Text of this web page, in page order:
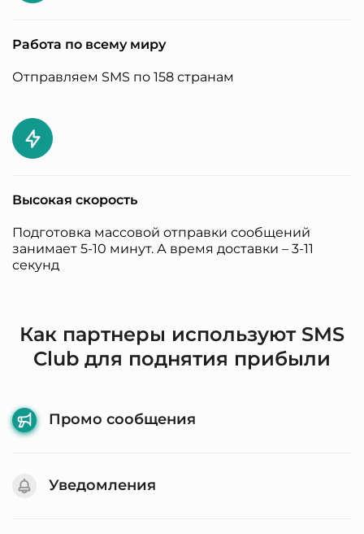
Начать
Работа по всему миру
Отправляем SMS по 158 странам
Высокая скорость
Подготовка массовой отправки сообщений
занимает 5-10 минут. А время доставки – 3-11
секунд
Как партнеры используют SMS
Club для поднятия прибыли
Промо сообщения
Уведомления